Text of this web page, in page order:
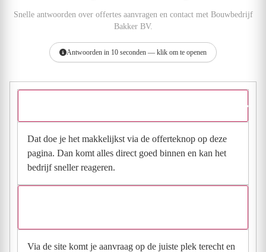
Snelle antwoorden over offertes aanvragen en contact met Bouwbedrijf
Bakker BV.
Antwoorden in 10 seconden — klik om te openen
Dat doe je het makkelijkst via de offerteknop op deze
pagina. Dan komt alles direct goed binnen en kan het
bedrijf sneller reageren.
Via de site komt je aanvraag op de juiste plek terecht en